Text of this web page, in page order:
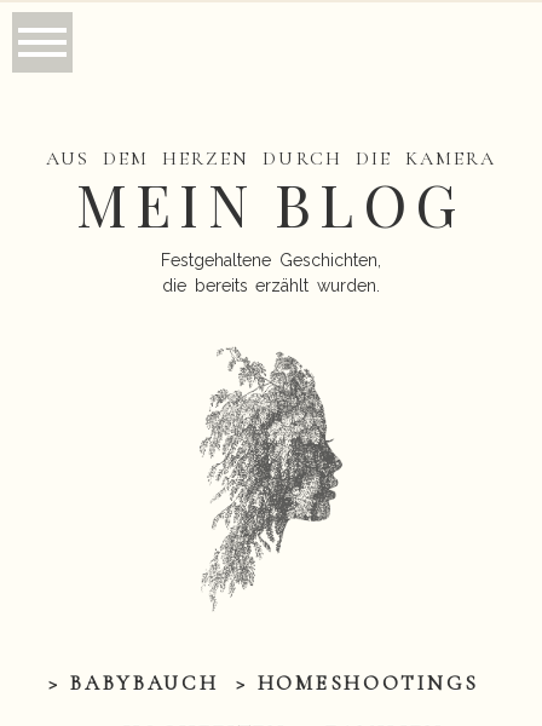
AUS DEM HERZEN DURCH DIE KAMERA
MEIN BLOG
Festgehaltene Geschichten,
die bereits erzählt wurden.
> BABYBAUCH
> HOMESHOOTINGS